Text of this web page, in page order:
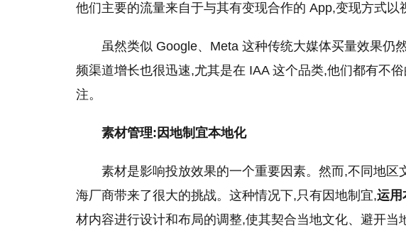
他们主要的流量来自于与其有变现合作的 App,变现方式以
虽然类似 Google、Meta 这种传统大媒体买量效果仍
频渠道增长也很迅速,尤其是在 IAA 这个品类,他们都有不
注。
素材管理:因地制宜本地化
素材是影响投放效果的一个重要因素。然而,不同地区
海厂商带来了很大的挑战。这种情况下,只有因地制宜,运用
材内容进行设计和布局的调整,使其契合当地文化、避开当